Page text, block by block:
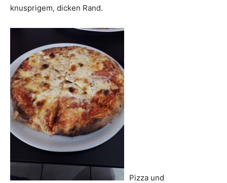
knusprigem, dicken Rand.
Pizza und